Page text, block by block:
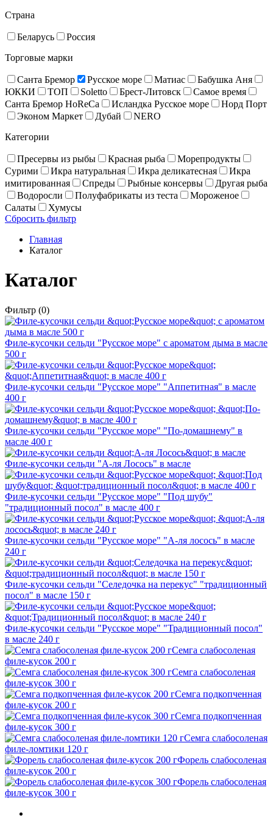
Страна
Беларусь
Россия
Торговые марки
Санта Бремор Русское море Матиас
Бабушка Аня
ЮККИ
ТОП Soletto Брест-Литовск
Самое время
Санта Бремор HoReCa
Исландка Русское море
Норд Порт
Эконом Маркет
Дубай
NERO
Категории
Пресервы из рыбы Красная рыба
Море­про­дукты
Сурими
Икра натуральная Икра деликатесная
Икра
имитированная
Спреды Рыбные консервы
Другая рыба
Водоросли
Полуфабрикаты из теста
Мороженое
Салаты
Хумусы
Сбросить фильтр
Главная
Каталог
Каталог
Фильтр (0)
Филе-кусочки сельди "Русское море" с ароматом дыма в масле
500 г
Филе-кусочки сельди "Русское море" "Аппетитная" в масле
400 г
Филе-кусочки сельди "Русское море" "По-домашнему" в
масле 400 г
Филе-кусочки сельди "А-ля Лосось" в масле
Филе-кусочки сельди "Русское море" "Под шубу"
"традиционный посол" в масле 400 г
Филе-кусочки сельди "Русское море" "А-ля лосось" в масле
240 г
Филе-кусочки сельди "Селедочка на перекус" "традиционный
посол" в масле 150 г
Филе-кусочки сельди "Русское море" "Традиционный посол"
в масле 240 г
Семга слабосоленая
филе-кусок 200 г
Семга слабосоленая
филе-кусок 300 г
Семга подкопченная
филе-кусок 200 г
Семга подкопченная
филе-кусок 300 г
Семга слабосоленая
филе-ломтики 120 г
Форель слабосоленая
филе-кусок 200 г
Форель слабосоленая
филе-кусок 300 г